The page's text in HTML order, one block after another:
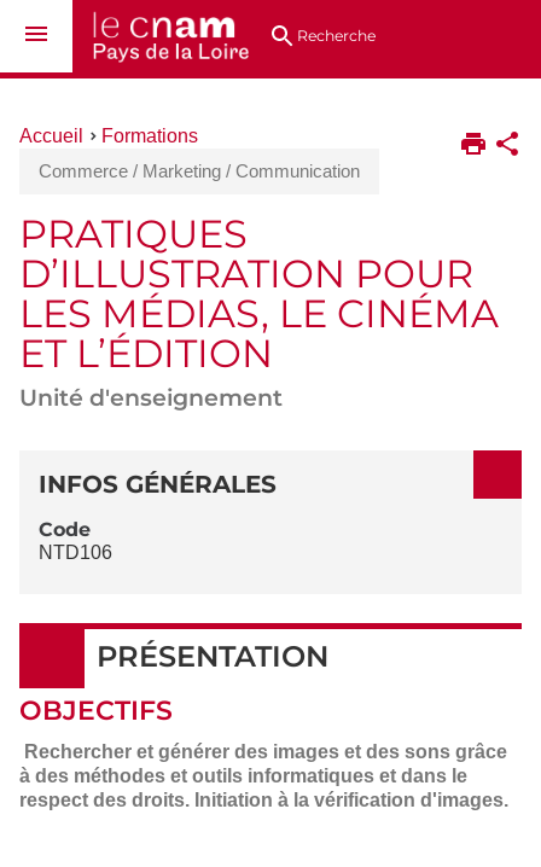
au
directsRecherche
Vous
ici :
Accueil
Formations
Commerce / Marketing / Communication
PRATIQUES
D’ILLUSTRATION POUR
LES MÉDIAS, LE CINÉMA
ET L’ÉDITION
Unité d'enseignement
DÉTAILS
INFOS GÉNÉRALES
Code
NTD106
PRÉSENTATION
OBJECTIFS
Rechercher et générer des images et des sons grâce
à des méthodes et outils informatiques et dans le
respect des droits. Initiation à la vérification d'images.